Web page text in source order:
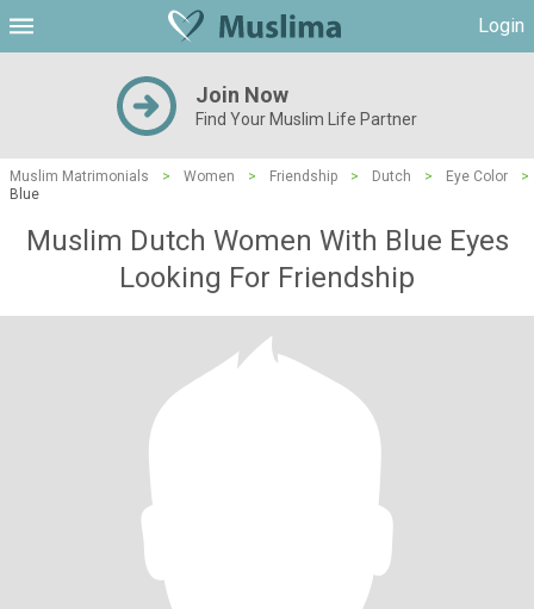
Login
Join Now
Find Your Muslim Life Partner
Muslim Matrimonials > Women > Friendship > Dutch > Eye Color
>
Blue
Muslim Dutch Women With Blue Eyes
Looking For Friendship